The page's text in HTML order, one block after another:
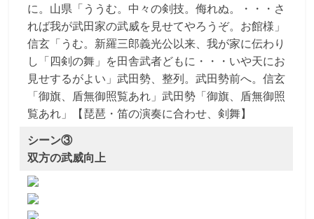
に。山県「ううむ。中々の剣技。侮れぬ。・・・さ
れば我が武田家の武威を見せてやろうぞ。お館様」
信玄「うむ。新羅三郎義光公以来、我が家に伝わり
し「四剣の舞」を田舎武者どもに・・・いや天にお
見せするがよい」武田勢、整列。武田勢前へ。信玄
「御旗、盾無御照覧あれ」武田勢「御旗、盾無御照
覧あれ」【琵琶・笛の演奏に合わせ、剣舞】
シーン③
双方の武威向上